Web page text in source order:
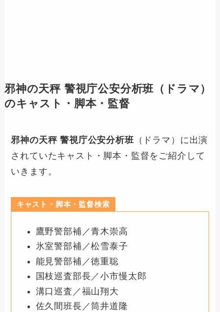
邪神の天秤 警視庁公安分析班 （ドラマ）
のキャスト・脚本・監督
邪神の天秤 警視庁公安分析班 （ドラマ）に出演
されていたキャスト・脚本・監督をご紹介して
いきます。
キャスト・脚本・監督検索
鷹野警部補／青木崇高
氷室警部補／松雪泰子
能見警部補／徳重聡
国枝巡査部長／小市慢太郎
溝口巡査／福山翔大
佐久間班長／筒井道隆